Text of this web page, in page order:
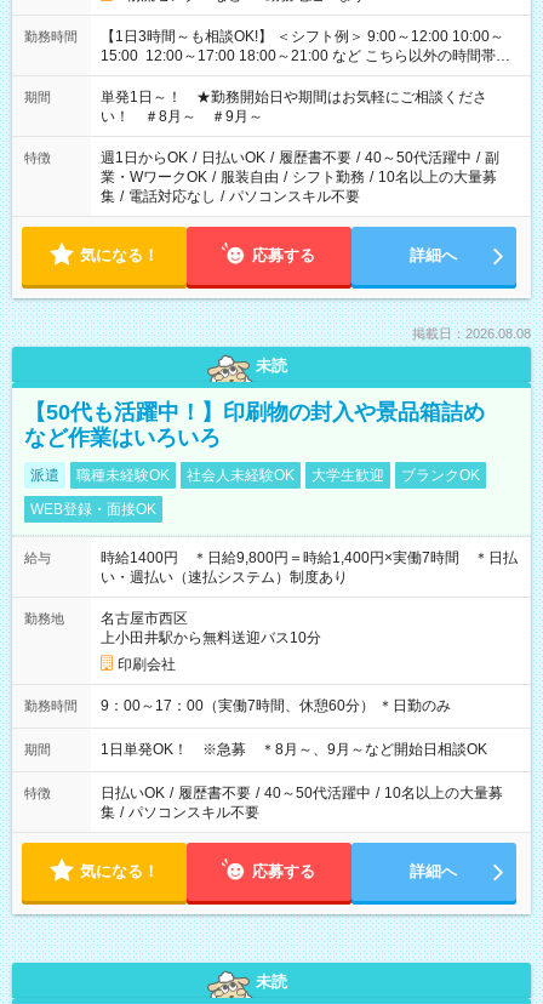
勤務時間
【1日3時間～も相談OK!】 ＜シフト例＞ 9:00～12:00 10:00～
15:00 12:00～17:00 18:00～21:00 など こちら以外の時間帯も
お気軽にご相談ください！
期間
単発1日～！ ★勤務開始日や期間はお気軽にご相談くださ
い！ ＃8月～ ＃9月～
特徴 週1日からOK / 日払いOK / 履歴書不要 / 40～50代活躍中 / 副
業・WワークOK / 服装自由 / シフト勤務 / 10名以上の大量募
集 / 電話対応なし / パソコンスキル不要
気になる！ 応募する 詳細へ
掲載日：2026.08.08
未読
【50代も活躍中！】印刷物の封入や景品箱詰め
など作業はいろいろ
派遣 職種未経験OK 社会人未経験OK 大学生歓迎
ブランクOK
WEB登録・面接OK
給与
時給1400円 ＊日給9,800円＝時給1,400円×実働7時間 ＊日払
い・週払い（速払システム）制度あり
勤務地
名古屋市西区
上小田井駅から無料送迎バス10分
印刷会社
勤務時間 9：00～17：00（実働7時間、休憩60分） ＊日勤のみ
期間 1日単発OK！ ※急募 ＊8月～、9月～など開始日相談OK
特徴 日払いOK / 履歴書不要 / 40～50代活躍中 / 10名以上の大量募
集 / パソコンスキル不要
気になる！ 応募する 詳細へ
未読